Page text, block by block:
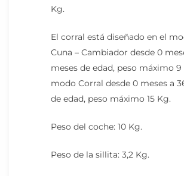
Kg.
El corral está diseñado en el
Cuna – Cambiador desde 0
meses de edad, peso máximo
modo Corral desde 0 meses a
de edad, peso máximo 15 Kg.
Peso del coche: 10 Kg.
Peso de la sillita: 3,2 Kg.